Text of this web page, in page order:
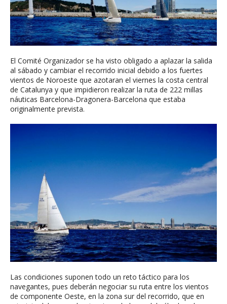
El Comité Organizador se ha visto obligado a aplazar la salida
al sábado y cambiar el recorrido inicial debido a los fuertes
vientos de Noroeste que azotaran el viernes la costa central
de Catalunya y que impidieron realizar la ruta de 222 millas
náuticas Barcelona-Dragonera-Barcelona que estaba
originalmente prevista.
Las condiciones suponen todo un reto táctico para los
navegantes, pues deberán negociar su ruta entre los vientos
de componente Oeste, en la zona sur del recorrido, que en